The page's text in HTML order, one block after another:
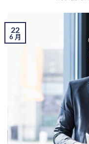
22
6 月